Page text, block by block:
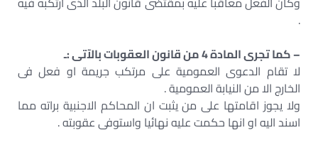
.
– كما تجرى المادة 4 من قانون العقوبات بالآتى :ـ
لا تقام الدعوى العمومية على مرتكب جريمة او فعل فى
الخارج الا من النيابة العمومية .
ولا يجوز اقامتها على من يثبت ان المحاكم الاجنبية براته مما
اسند اليه او انها حكمت عليه نهائيا واستوفى عقوبته .